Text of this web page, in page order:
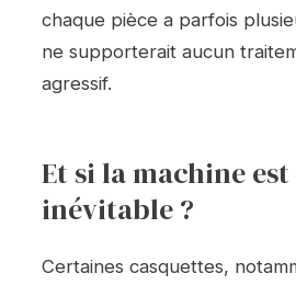
chaque pièce a parfois
ne supporterait aucun
agressif.
Et si la machine
inévitable ?
Certaines casquettes,